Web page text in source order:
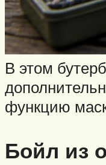
В этом
функцию
Бойл из